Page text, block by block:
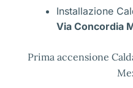
Installazione
Via Concordia
Prima accensione